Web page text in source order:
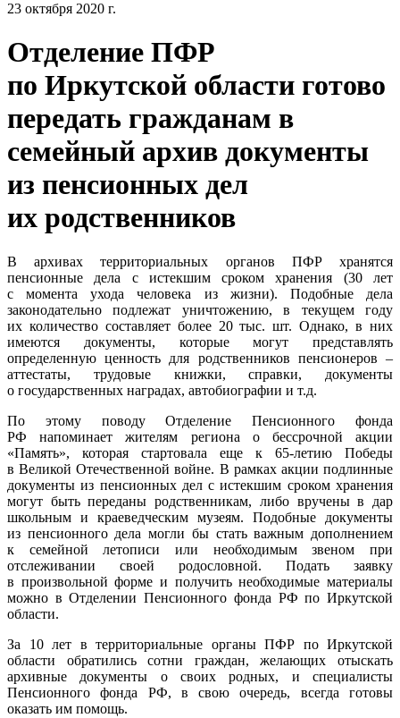
23 октября 2020 г.
Отделение ПФР
по Иркутской области готово
передать гражданам в
семейный архив документы
из пенсионных дел
их родственников
В архивах территориальных органов ПФР хранятся
пенсионные дела с истекшим сроком хранения (30 лет
с момента ухода человека из жизни). Подобные дела
законодательно подлежат уничтожению, в текущем году
их количество составляет более 20 тыс. шт. Однако, в них
имеются документы, которые могут представлять
определенную ценность для родственников пенсионеров –
аттестаты, трудовые книжки, справки, документы
о государственных наградах, автобиографии и т.д.
По этому поводу Отделение Пенсионного фонда
РФ напоминает жителям региона о бессрочной акции
«Память», которая стартовала еще к 65-летию Победы
в Великой Отечественной войне. В рамках акции подлинные
документы из пенсионных дел с истекшим сроком хранения
могут быть переданы родственникам, либо вручены в дар
школьным и краеведческим музеям. Подобные документы
из пенсионного дела могли бы стать важным дополнением
к семейной летописи или необходимым звеном при
отслеживании своей родословной. Подать заявку
в произвольной форме и получить необходимые материалы
можно в Отделении Пенсионного фонда РФ по Иркутской
области.
За 10 лет в территориальные органы ПФР по Иркутской
области обратились сотни граждан, желающих отыскать
архивные документы о своих родных, и специалисты
Пенсионного фонда РФ, в свою очередь, всегда готовы
оказать им помощь.